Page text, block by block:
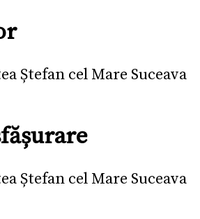
Ștefan cel Mare Suceava
Ștefan cel Mare Suceava